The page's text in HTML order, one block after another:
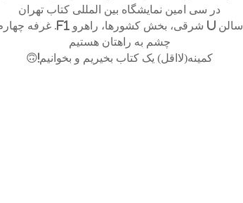
در سی امین نمایشگاه بین المللی کتاب تهران
سالن U شرقی، بخش کشورها، راهرو F1. غرفه چهارم
چشم به راهتان هستیم
کمینه(لااقل) یک کتاب بخیریم و بخوانیم!🙃